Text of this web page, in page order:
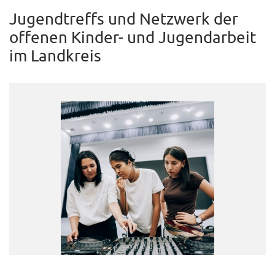
Jugendtreffs und Netzwerk der
offenen Kinder- und Jugendarbeit
im Landkreis